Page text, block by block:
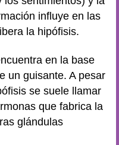
influye en las
la hipófisis.
en la base
un guisante. A pesar
se suele llamar
que fabrica la
glándulas